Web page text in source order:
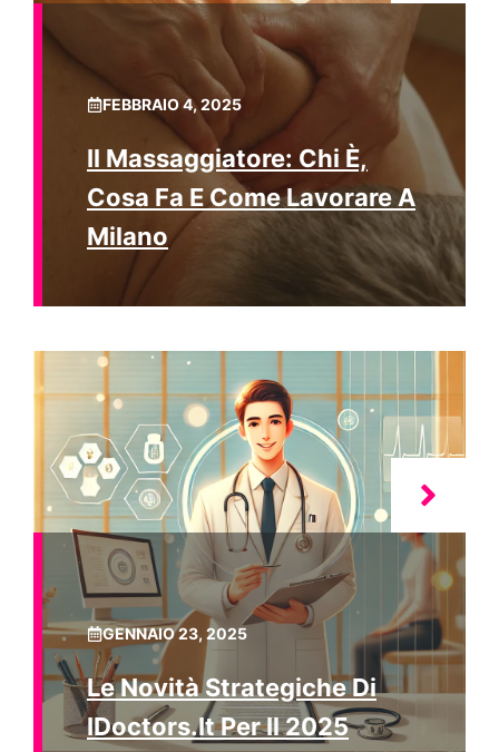
FEBBRAIO 4, 2025
Il Massaggiatore: Chi È,
Cosa Fa E Come Lavorare A
Milano
GENNAIO 23, 2025
Le Novità Strategiche Di
IDoctors.it Per Il 2025